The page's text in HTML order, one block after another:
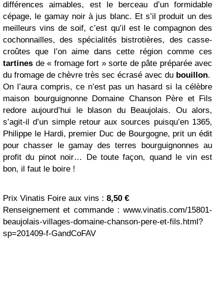
différences aimables, est le berceau d’un formidable
cépage, le gamay noir à jus blanc. Et s’il produit un des
meilleurs vins de soif, c’est qu’il est le compagnon des
cochonnailles, des spécialités bistrotières, des casse-
croûtes que l’on aime dans cette région comme ces
tartines de « fromage fort » sorte de pâte préparée avec
du fromage de chèvre très sec écrasé avec du bouillon.
On l’aura compris, ce n’est pas un hasard si la célèbre
maison bourguignonne Domaine Chanson Père et Fils
redore aujourd’hui le blason du Beaujolais. Ou alors,
s’agit-il d’un simple retour aux sources puisqu’en 1365,
Philippe le Hardi, premier Duc de Bourgogne, prit un édit
pour chasser le gamay des terres bourguignonnes au
profit du pinot noir… De toute façon, quand le vin est
bon, il faut le boire !
Prix Vinatis Foire aux vins : 8,50 €
Renseignement et commande : www.vinatis.com/15801-
beaujolais-villages-domaine-chanson-pere-et-fils.html?
sp=201409-f-GandCoFAV